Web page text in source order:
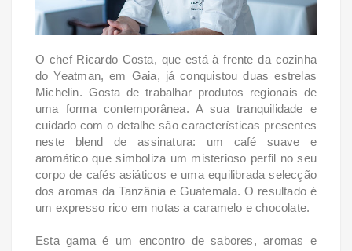
O chef Ricardo Costa, que está à frente da cozinha
do Yeatman, em Gaia, já conquistou duas estrelas
Michelin. Gosta de trabalhar produtos regionais de
uma forma contemporânea. A sua tranquilidade e
cuidado com o detalhe são características presentes
neste blend de assinatura: um café suave e
aromático que simboliza um misterioso perfil no seu
corpo de cafés asiáticos e uma equilibrada selecção
dos aromas da Tanzânia e Guatemala. O resultado é
um expresso rico em notas a caramelo e chocolate.
Esta gama é um encontro de sabores, aromas e